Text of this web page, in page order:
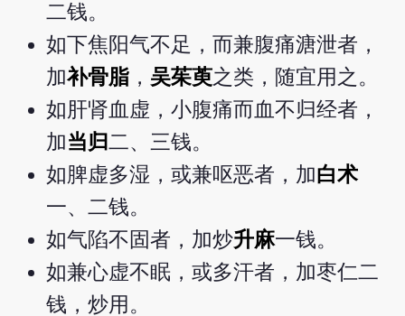
二钱。
如下焦阳气不足，而兼腹痛溏泄者，
加补骨脂 ， 吴茱萸之类，随宜用之。
如肝肾血虚，小腹痛而血不归经者，
加当归二、三钱。
如脾虚多湿，或兼呕恶者，加白术
一、二钱。
如气陷不固者，加炒升麻一钱。
如兼心虚不眠，或多汗者，加枣仁二
钱，炒用。